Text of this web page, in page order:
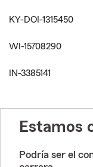
KY-DOI-1315450
WI-15708290
IN-3385141
Estamos
Podría ser el